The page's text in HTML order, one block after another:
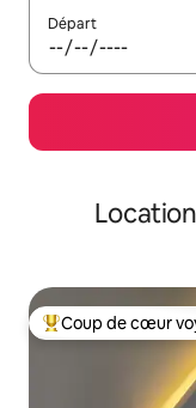
Départ
Coup de cœur
Coup de cœur